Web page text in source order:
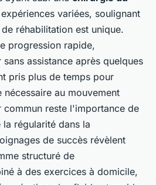
variées, soulignant
réhabilitation est unique.
progression rapide,
sans assistance après quelques
pris plus de temps pour
au mouvement
commun reste l'importance de
régularité dans la
de succès révèlent
structuré de
à des exercices à domicile,